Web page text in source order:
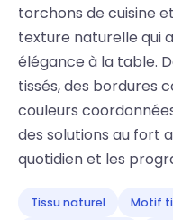
torchons de cuisine
texture naturelle qui
élégance à la table.
tissés, des bordures
couleurs
des solutions au fort
quotidien et les
Tissu naturel Motif